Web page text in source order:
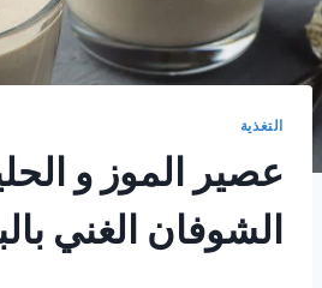
التغذية
عصير الموز و
الشوفان الغني